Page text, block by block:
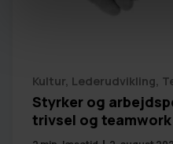
Kultur Lederudvikling
Styrker og
trivsel og